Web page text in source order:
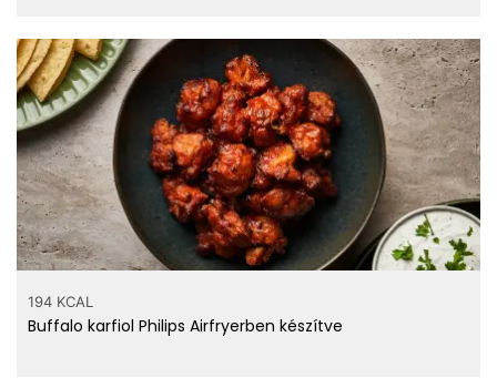
194 KCAL
Buffalo karfiol Philips Airfryerben készítve